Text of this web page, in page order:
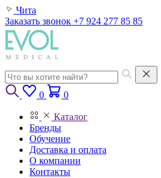
Чита
Заказать звонок +7 924 277 85 85
0 0
Каталог
Бренды
Обучение
Доставка и оплата
О компании
Контакты